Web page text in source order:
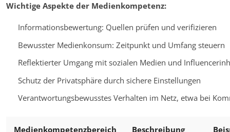
Wichtige Aspekte der Medienkompetenz:
Informationsbewertung: Quellen prüfen und verifizieren
Bewusster Medienkonsum: Zeitpunkt und Umfang steuern
Reflektierter Umgang mit sozialen Medien und
Schutz der Privatsphäre durch sichere Einstellungen
Verantwortungsbewusstes Verhalten im Netz, etwa bei
Medienkompetenzbereich Beschreibung